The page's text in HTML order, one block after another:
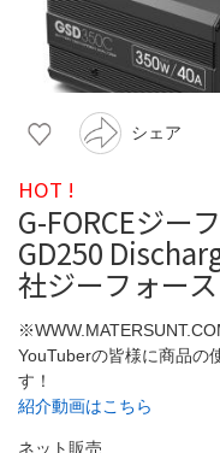
シェア
HOT !
G-FORCEジー
GD250
社ジーフォース
YouTuberの皆様に商品の
す！
紹介動画はこちら
ネット販売